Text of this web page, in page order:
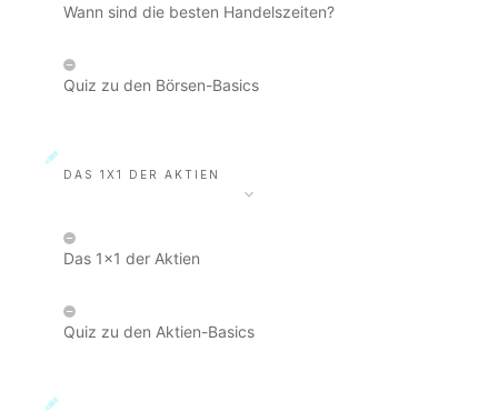
Wann sind die besten Handelszeiten?
Quiz zu den Börsen-Basics
DAS 1X1 DER AKTIEN
Das 1x1 der Aktien
Quiz zu den Aktien-Basics